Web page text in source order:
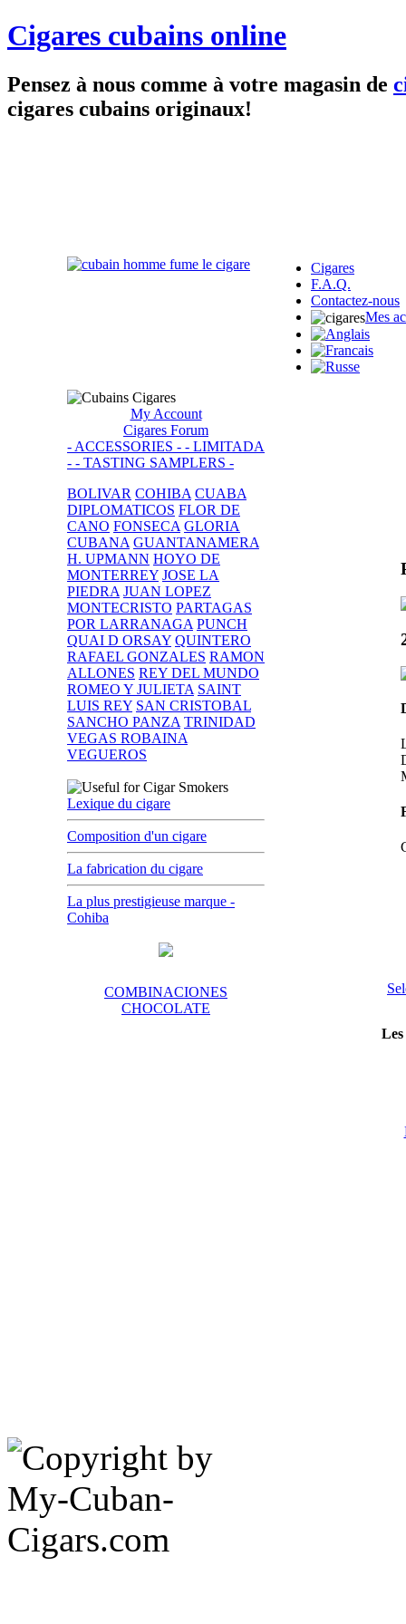
Cigares cubains online
Pensez à nous comme à votre magasin de
cigares cubains originaux!
Cigares
F.A.Q.
Contactez-nous
Mes
My Account
Cigares Forum
- ACCESSORIES - - LIMITADA
- - TASTING SAMPLERS -
BOLIVAR COHIBA CUABA
DIPLOMATICOS FLOR DE
CANO FONSECA GLORIA
CUBANA GUANTANAMERA
H. UPMANN HOYO DE
MONTERREY JOSE LA
PIEDRA JUAN LOPEZ
MONTECRISTO PARTAGAS
POR LARRANAGA PUNCH
QUAI D ORSAY QUINTERO
RAFAEL GONZALES RAMON
ALLONES REY DEL MUNDO
ROMEO Y JULIETA SAINT
LUIS REY SAN CRISTOBAL
SANCHO PANZA TRINIDAD
VEGAS ROBAINA
VEGUEROS
Lexique du cigare
Composition d'un cigare
La fabrication du cigare
La plus prestigieuse marque -
Cohiba
COMBINACIONES
CHOCOLATE